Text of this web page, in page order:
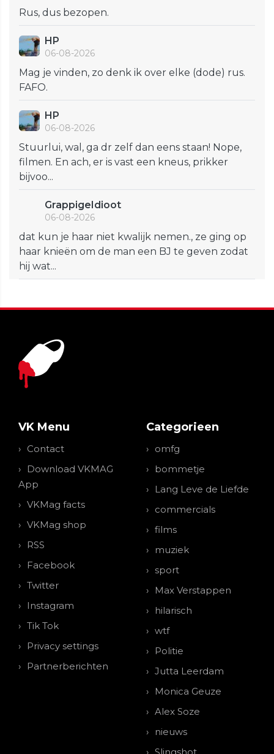
Rus, dus bezopen.
HP
06-08-2026
Mag je vinden, zo denk ik over elke (dode) rus.
FAFO.
HP
06-08-2026
Stuurlui, wal, ga dr zelf dan eens staan! Nope,
filmen. En ach, er is vast een kneus, prikker
bijvoo...
GrappigeIdioot
06-08-2026
dat kun je haar niet kwalijk nemen., ze ging op
haar knieën om de man een BJ te geven zodat
hij wat...
VK Menu
Contact
Download VKMAG
App
VKMag facts
VKMag shop
RSS
Facebook
Twitter
Instagram
Tik Tok
Privacy settings
Partnerberichten
Categorieen
omfg
bommetje
Lang Leve de Liefde
commercials
films
muziek
sport
Max Verstappen
hilarisch
wtf
Politie
Jutta Leerdam
Monica Geuze
Alex Soze
nieuws